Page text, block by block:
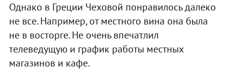
Однако в Греции Чеховой понравилось далеко
не все. Например, от местного вина она была
не в восторге. Не очень впечатлил
телеведущую и график работы местных
магазинов и кафе.